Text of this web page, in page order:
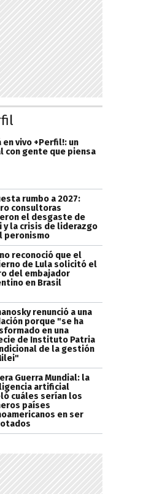
en vivo +Perfil!: un
con gente que piensa
rumbo a 2027:
consultoras
el desgaste de
y la crisis de liderazgo
peronismo
reconoció que el
de Lula solicitó el
del embajador
en Brasil
renunció a una
porque "se ha
en una
de Instituto Patria
de la gestión
Guerra Mundial: la
artificial
cuáles serían los
países
en ser